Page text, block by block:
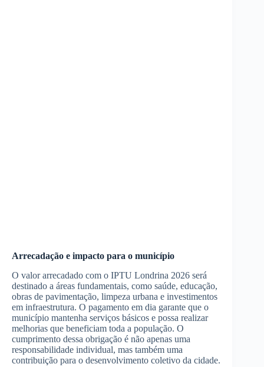
Arrecadação e impacto para o município
O valor arrecadado com o IPTU Londrina 2026 será
destinado a áreas fundamentais, como saúde, educação,
obras de pavimentação, limpeza urbana e investimentos
em infraestrutura. O pagamento em dia garante que o
município mantenha serviços básicos e possa realizar
melhorias que beneficiam toda a população. O
cumprimento dessa obrigação é não apenas uma
responsabilidade individual, mas também uma
contribuição para o desenvolvimento coletivo da cidade.